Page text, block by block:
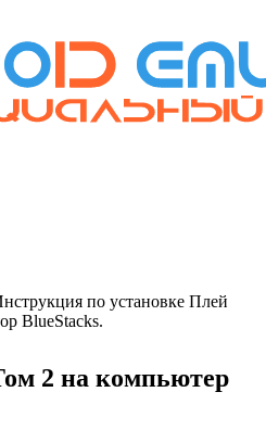
по установке Плей
BlueStacks.
2 на компьютер